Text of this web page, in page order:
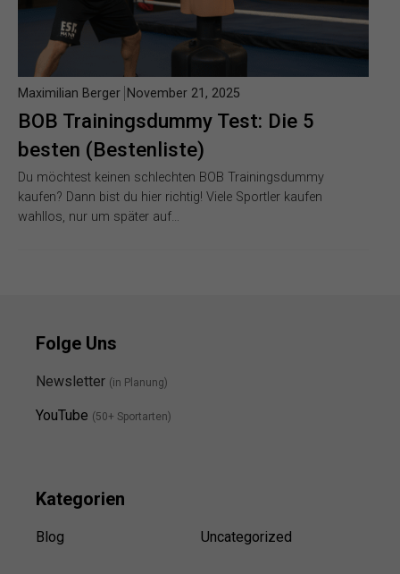
BOB Trainingsdummy Test: Die 5
besten (Bestenliste)
Maximilian Berger November 21, 2025
Du möchtest keinen schlechten BOB Trainingsdummy
kaufen? Dann bist du hier richtig! Viele Sportler kaufen
wahllos, nur um später auf…
Folge Uns
Newsletter (in Planung)
YouTube (50+ Sportarten)
Kategorien
Blog Uncategorized